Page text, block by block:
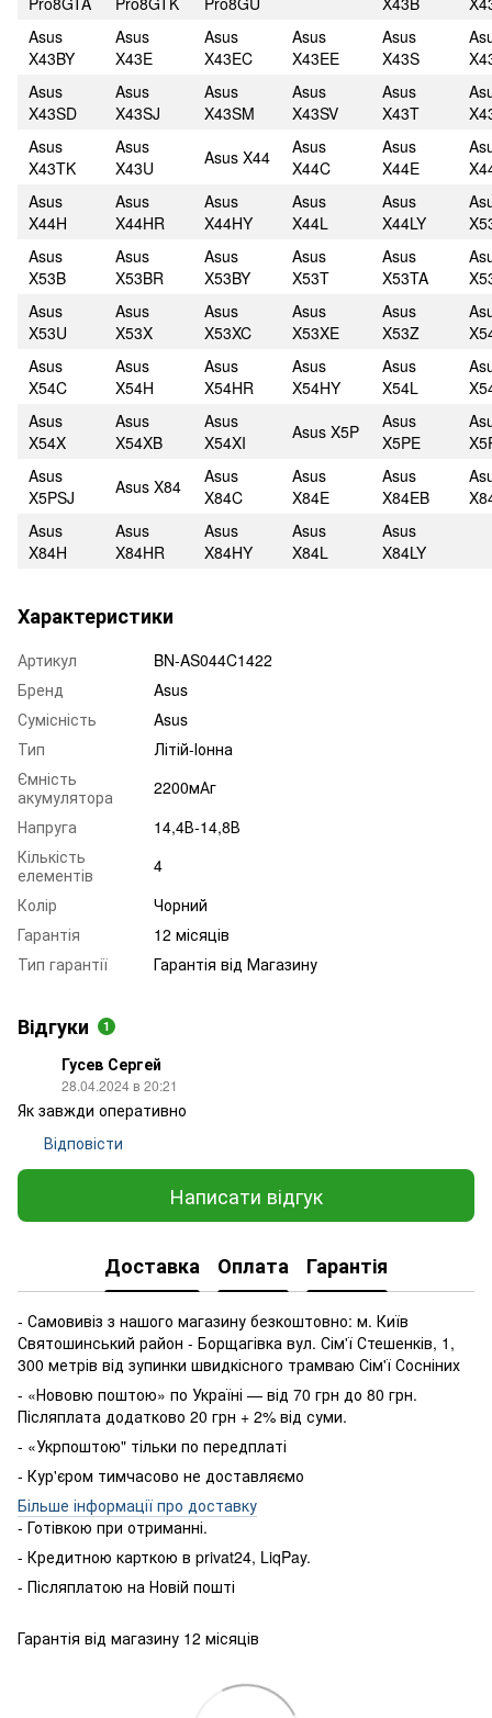
Asus
X43BY
Asus
X43E
Asus
X43EC
Asus
X43EE
Asus
X43S
Asus
X43SD
Asus
X43SJ
Asus
X43SM
Asus
X43SV
Asus
X43T
Asus
X43TK
Asus
X43U
Asus X44
Asus
X44C
Asus
X44E
Asus
X44H
Asus
X44HR
Asus
X44HY
Asus
X44L
Asus
X44LY
Asus
X53B
Asus
X53BR
Asus
X53BY
Asus
X53T
Asus
X53TA
Asus
X53U
Asus
X53X
Asus
X53XC
Asus
X53XE
Asus
X53Z
Asus
X54C
Asus
X54H
Asus
X54HR
Asus
X54HY
Asus
X54L
Asus
X54X
Asus
X54XB
Asus
X54XI
Asus X5P
Asus
X5PE
Asus
X5PSJ
Asus X84
Asus
X84C
Asus
X84E
Asus
X84EB
Asus
X84H
Asus
X84HR
Asus
X84HY
Asus
X84L
Asus
X84LY
Характеристики
Артикул
BN-AS044C1422
Бренд
Asus
Сумісність
Asus
Тип
Літій-Іонна
Ємність
акумулятора
2200мАг
Напруга
14,4В-14,8В
Кількість
елементів
4
Колір
Чорний
Гарантія
12 місяців
Тип гарантії
Гарантія від Магазину
Відгуки 1
Гусев Сергей
28.04.2024 в 20:21
Як завжди оперативно
Відповісти
Написати відгук
Доставка Оплата Гарантія
- Самовивіз з нашого магазину безкоштовно: м. Київ
Святошинський район - Борщагівка вул. Сім'ї Стешенків, 1,
300 метрів від зупинки швидкісного трамваю Сім'ї Сосніних
- «Нововю поштою» по Україні — від 70 грн до 80 грн.
Післяплата додатково 20 грн + 2% від суми.
- «Укрпоштою" тільки по передплаті
- Кур'єром тимчасово не доставляємо
Більше інформації про доставку
- Готівкою при отриманні.
- Кредитною карткою в privat24, LiqPay.
- Післяплатою на Новій пошті
Гарантія від магазину 12 місяців